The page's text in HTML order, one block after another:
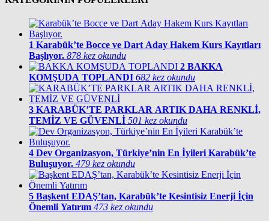
1 Karabük’te Bocce ve Dart Aday Hakem Kurs Kayıtları
Başlıyor. 878 kez okundu
2 BAKKA
KOMŞUDA TOPLANDI 682 kez okundu
3 KARABÜK’TE PARKLAR ARTIK DAHA RENKLİ,
TEMİZ VE GÜVENLİ 501 kez okundu
4 Dev Organizasyon, Türkiye’nin En İyileri Karabük’te
Buluşuyor. 479 kez okundu
5 Başkent EDAŞ’tan, Karabük’te Kesintisiz Enerji İçin
Önemli Yatırım 473 kez okundu